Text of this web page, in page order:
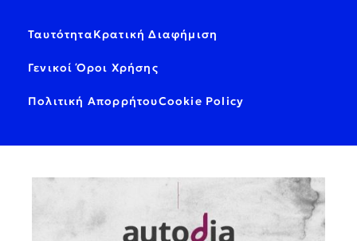
ΤαυτότηταΚρατική Διαφήμιση
Γενικοί Όροι Χρήσης
Πολιτική ΑπορρήτουCookie Policy